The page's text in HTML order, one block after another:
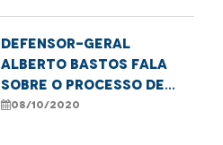
Defensor-geral
Alberto Bastos fala
sobre o processo de
expansão da Defensoria
08/10/2020